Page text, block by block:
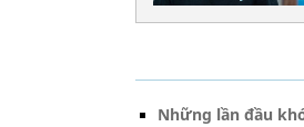
Những lần đầu